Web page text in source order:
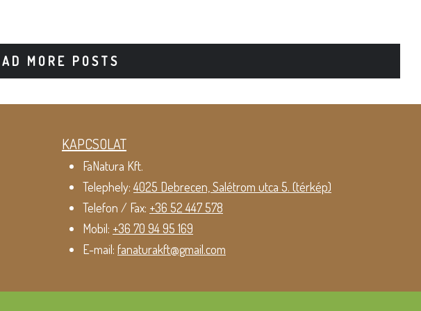
MORE POSTS
KAPCSOLAT
FaNatura Kft.
Telephely:4025 Debrecen, Salétrom utca 5. (térkép)
Telefon / Fax: +36 52 447 578
Mobil: +36 70 94 95 169
E-mail: fanaturakft@gmail.com